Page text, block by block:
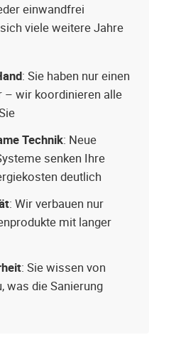
einwandfrei
viele weitere Jahre
: Sie haben nur einen
– wir koordinieren alle
Technik: Neue
senken Ihre
deutlich
: Wir verbauen nur
mit langer
: Sie wissen von
was die Sanierung